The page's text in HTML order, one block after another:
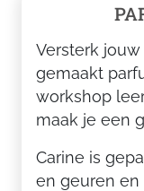
Versterk
gemaakt
workshop
maak je een
Carine is
en geuren en